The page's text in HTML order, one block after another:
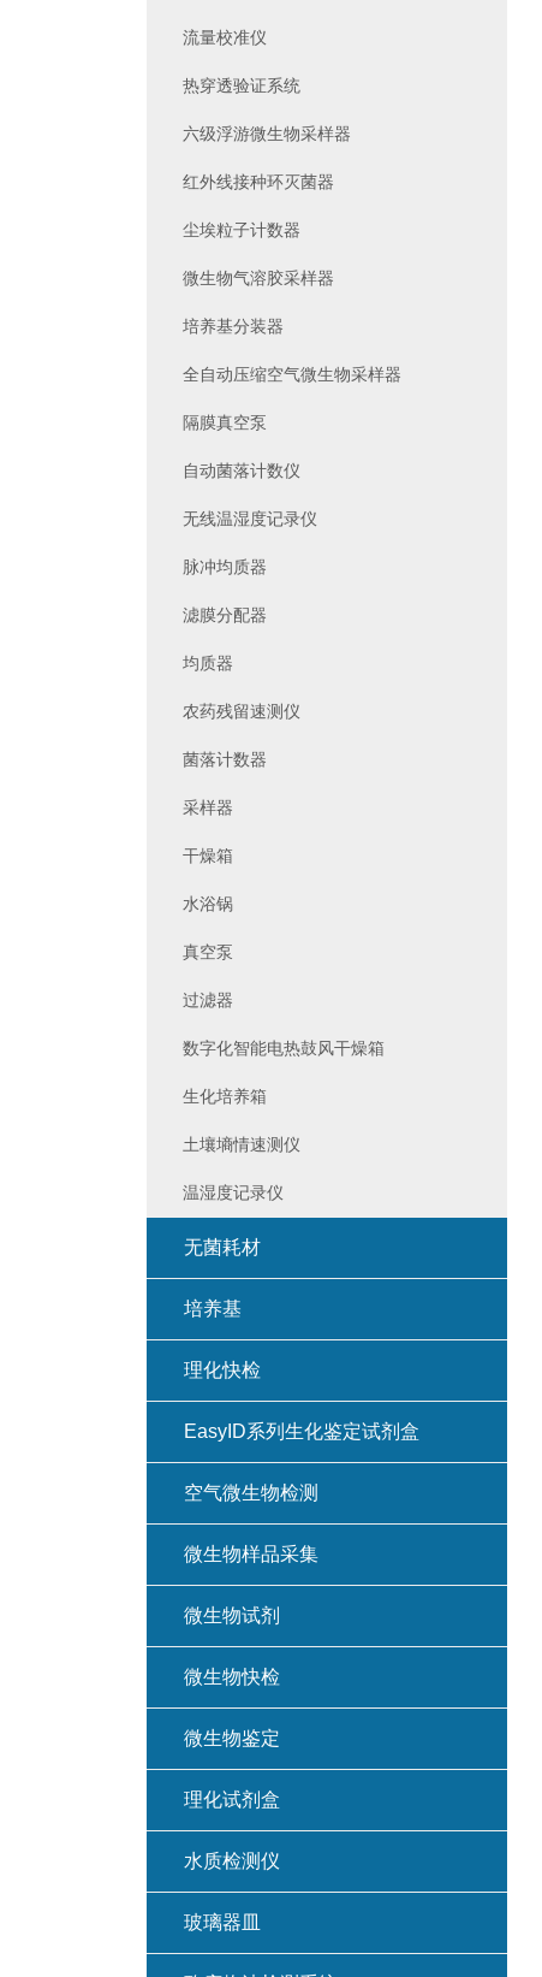
流量校准仪
热穿透验证系统
六级浮游微生物采样器
红外线接种环灭菌器
尘埃粒子计数器
微生物气溶胶采样器
培养基分装器
全自动压缩空气微生物采样器
隔膜真空泵
自动菌落计数仪
无线温湿度记录仪
脉冲均质器
滤膜分配器
均质器
农药残留速测仪
菌落计数器
采样器
干燥箱
水浴锅
真空泵
过滤器
数字化智能电热鼓风干燥箱
生化培养箱
土壤墒情速测仪
温湿度记录仪
无菌耗材
培养基
理化快检
EasyID系列生化鉴定试剂盒
空气微生物检测
微生物样品采集
微生物试剂
微生物快检
微生物鉴定
理化试剂盒
水质检测仪
玻璃器皿